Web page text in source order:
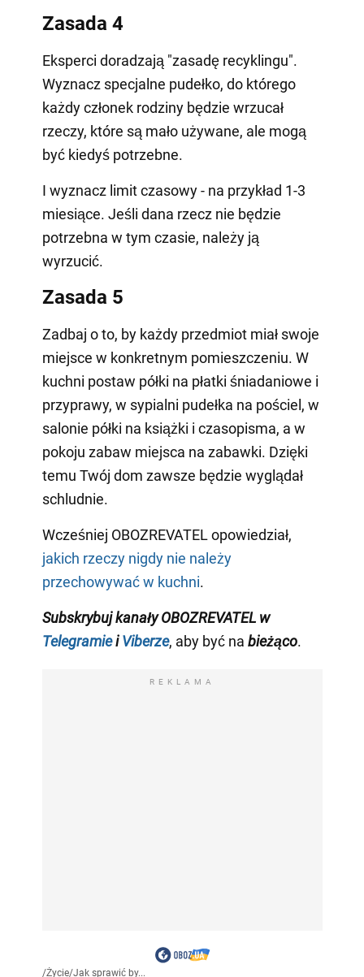
Zasada 4
Eksperci doradzają "zasadę recyklingu".
Wyznacz specjalne pudełko, do którego
każdy członek rodziny będzie wrzucał
rzeczy, które są mało używane, ale mogą
być kiedyś potrzebne.
I wyznacz limit czasowy - na przykład 1-3
miesiące. Jeśli dana rzecz nie będzie
potrzebna w tym czasie, należy ją
wyrzucić.
Zasada 5
Zadbaj o to, by każdy przedmiot miał swoje
miejsce w konkretnym pomieszczeniu. W
kuchni postaw półki na płatki śniadaniowe i
przyprawy, w sypialni pudełka na pościel, w
salonie półki na książki i czasopisma, a w
pokoju zabaw miejsca na zabawki. Dzięki
temu Twój dom zawsze będzie wyglądał
schludnie.
Wcześniej OBOZREVATEL opowiedział,
jakich rzeczy nigdy nie należy
przechowywać w kuchni.
Subskrybuj kanały OBOZREVATEL w
Telegramie i Viberze, aby być na bieżąco.
REKLAMA
/Życie/Jak sprawić by...